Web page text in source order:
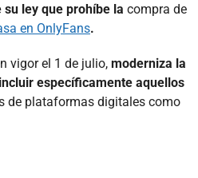
ley que prohíbe la compra de
en OnlyFans.
vigor el 1 de julio, moderniza la
específicamente aquellos
de plataformas digitales como